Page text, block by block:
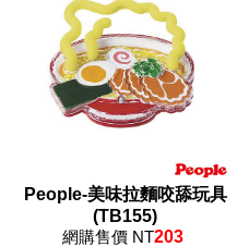
People-美味拉麵咬舔玩具
(TB155)
網購售價 NT203